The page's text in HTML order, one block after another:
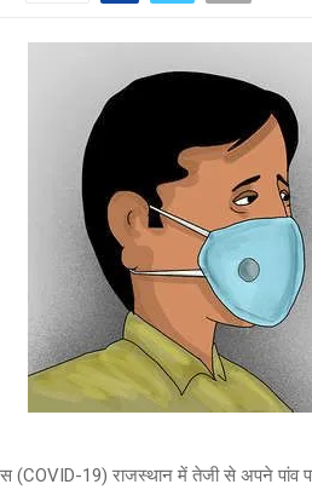
(COVID-19) राजस्थान में तेजी से अपने